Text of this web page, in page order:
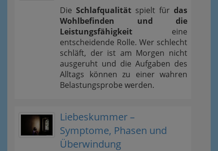
Die Schlafqualität spielt für das
Wohlbefinden und die
Leistungsfähigkeit eine
entscheidende Rolle. Wer schlecht
schläft, der ist am Morgen nicht
ausgeruht und die Aufgaben des
Alltags können zu einer wahren
Belastungsprobe werden.
Liebeskummer –
Symptome, Phasen und
Überwindung